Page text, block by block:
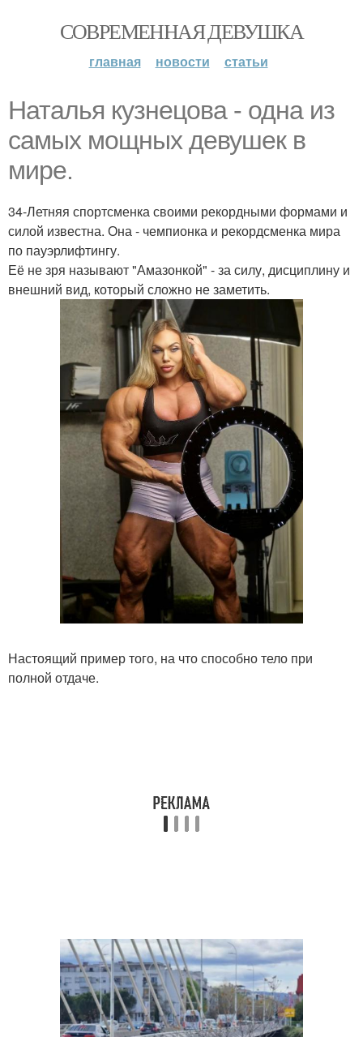
СОВРЕМЕННАЯ ДЕВУШКА
главная новости статьи
Наталья кузнецова - одна из
самых мощных девушек в
мире.
34-Летняя спортсменка своими рекордными формами и
силой известна. Она - чемпионка и рекордсменка мира
по пауэрлифтингу.
Её не зря называют "Амазонкой" - за силу, дисциплину и
внешний вид, который сложно не заметить.
Настоящий пример того, на что способно тело при
полной отдаче.